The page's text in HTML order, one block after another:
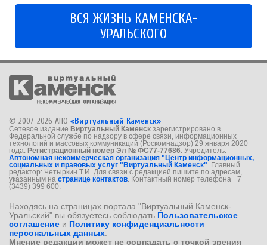
ВСЯ ЖИЗНЬ КАМЕНСКА-
УРАЛЬСКОГО
© 2007-2026 АНО «Виртуальный Каменск»
Сетевое издание Виртуальный Каменск зарегистрировано в
Федеральной службе по надзору в сфере связи, информационных
технологий и массовых коммуникаций (Роскомнадзор) 29 января 2020
года. Регистрационный номер Эл № ФС77-77686 . Учредитель:
Автономная некоммерческая организация "Центр информационных,
социальных и правовых услуг "Виртуальный Каменск" . Главный
редактор: Четыркин Т.И. Для связи с редакцией пишите по адресам,
указанным на странице контактов . Контактный номер телефона +7
(3439) 399 600.
Находясь на страницах портала "Виртуальный Каменск-
Уральский" вы обязуетесь соблюдать Пользовательское
соглашение и Политику конфиденциальности
персональных данных
Мнение редакции может не совпадать с точкой зрения